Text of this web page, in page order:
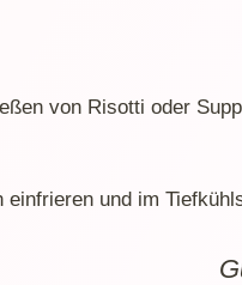
von Risotti oder
und im